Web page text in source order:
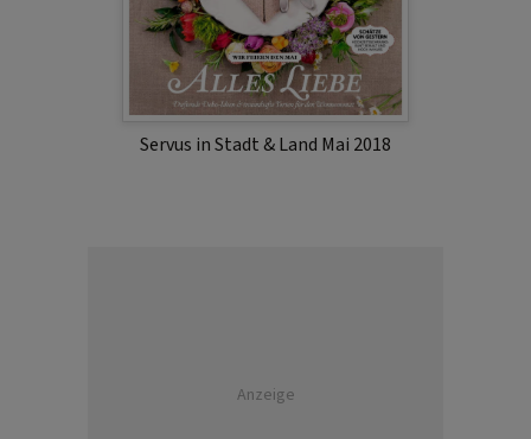
Servus in Stadt & Land Mai 2018
Anzeige